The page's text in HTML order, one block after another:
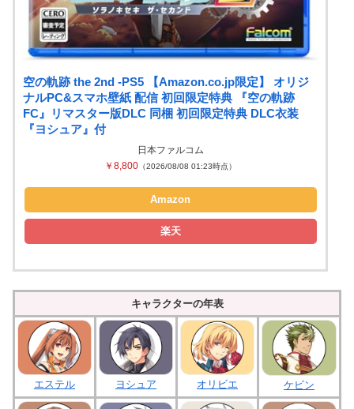
空の軌跡 the 2nd -PS5 【Amazon.co.jp限定】 オリジ
ナルPC&スマホ壁紙 配信 初回限定特典 『空の軌跡
FC』リマスター版DLC 同梱 初回限定特典 DLC衣装
『ヨシュア』付
日本ファルコム
￥8,800 （2026/08/08 01:23時点）
Amazon
楽天
キャラクターの年表
エステル ヨシュア オリビエ ケビン